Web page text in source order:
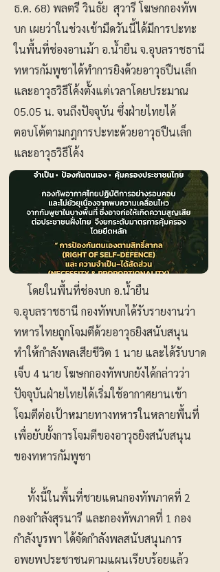
ธ.ค. 68) พลตรี วินธัย สุวารี โฆษกกองทัพ
บก เผยว่าในช่วงเช้ามืดวันนี้ได้มีการปะทะ
ในพื้นที่ช่องอานม้า อ.น้ำยืน จ.อุบลราชธานี
ทหารกัมพูชาได้ทำการยิงด้วยอาวุธปืนเล็ก
และอาวุธวิธีโค้งตั้งแต่เวลาโดยประมาณ
05.05 น. จนถึงปัจจุบัน ซึ่งฝ่ายไทยได้
ตอบโต้ตามกฎการปะทะด้วยอาวุธปืนเล็ก
และอาวุธวิธีโค้ง
โดยในพื้นที่ช่องบก อ.น้ำยืน
จ.อุบลราชธานี กองทัพบกได้รับรายงานว่า
ทหารไทยถูกโจมตีด้วยอาวุธยิงสนับสนุน
ทำให้กำลังพลเสียชีวิต 1 นาย และได้รับบาด
เจ็บ 4 นาย โฆษกกองทัพบกยังได้กล่าวว่า
ปัจจุบันฝ่ายไทยได้เริ่มใช้อากาศยานเข้า
โจมตีต่อเป้าหมายทางทหารในหลายพื้นที่
เพื่อยับยั้งการโจมตีของอาวุธยิงสนับสนุน
ของทหารกัมพูชา
ทั้งนี้ในพื้นที่ชายแดนกองทัพภาคที่ 2
กองกำลังสุรนารี และกองทัพภาคที่ 1 กอง
กำลังบูรพา ได้จัดกำลังพลสนับสนุนการ
อพยพประชาชนตามแผนเรียบร้อยแล้ว